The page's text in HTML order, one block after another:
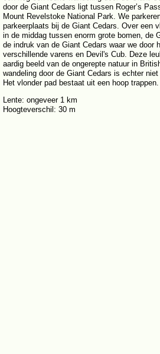
door de Giant Cedars ligt tussen Roger’s
Mount Revelstoke National Park. We
parkeerplaats bij de Giant Cedars. Over een
in de middag tussen enorm grote bomen, de
de indruk van de Giant Cedars waar we door
verschillende varens en Devil's Cub. Deze
aardig beeld van de ongerepte natuur in
wandeling door de Giant Cedars is echter
Het vlonder pad bestaat uit een hoop trappen.
Lente: ongeveer 1 km
Hoogteverschil: 30 m